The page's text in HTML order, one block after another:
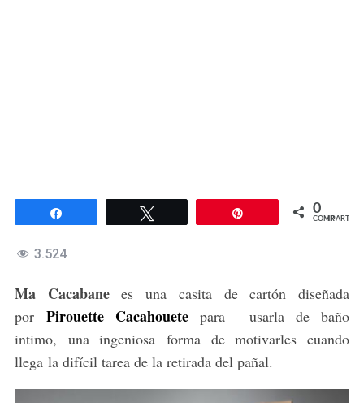
0
COMPARTIR
3.524
Ma Cacabanees una casita de cartón diseñada
porPirouette Cacahouete para usarla de baño
intimo, una ingeniosa forma de motivarles cuando
llega la difícil tarea de la retirada del pañal.